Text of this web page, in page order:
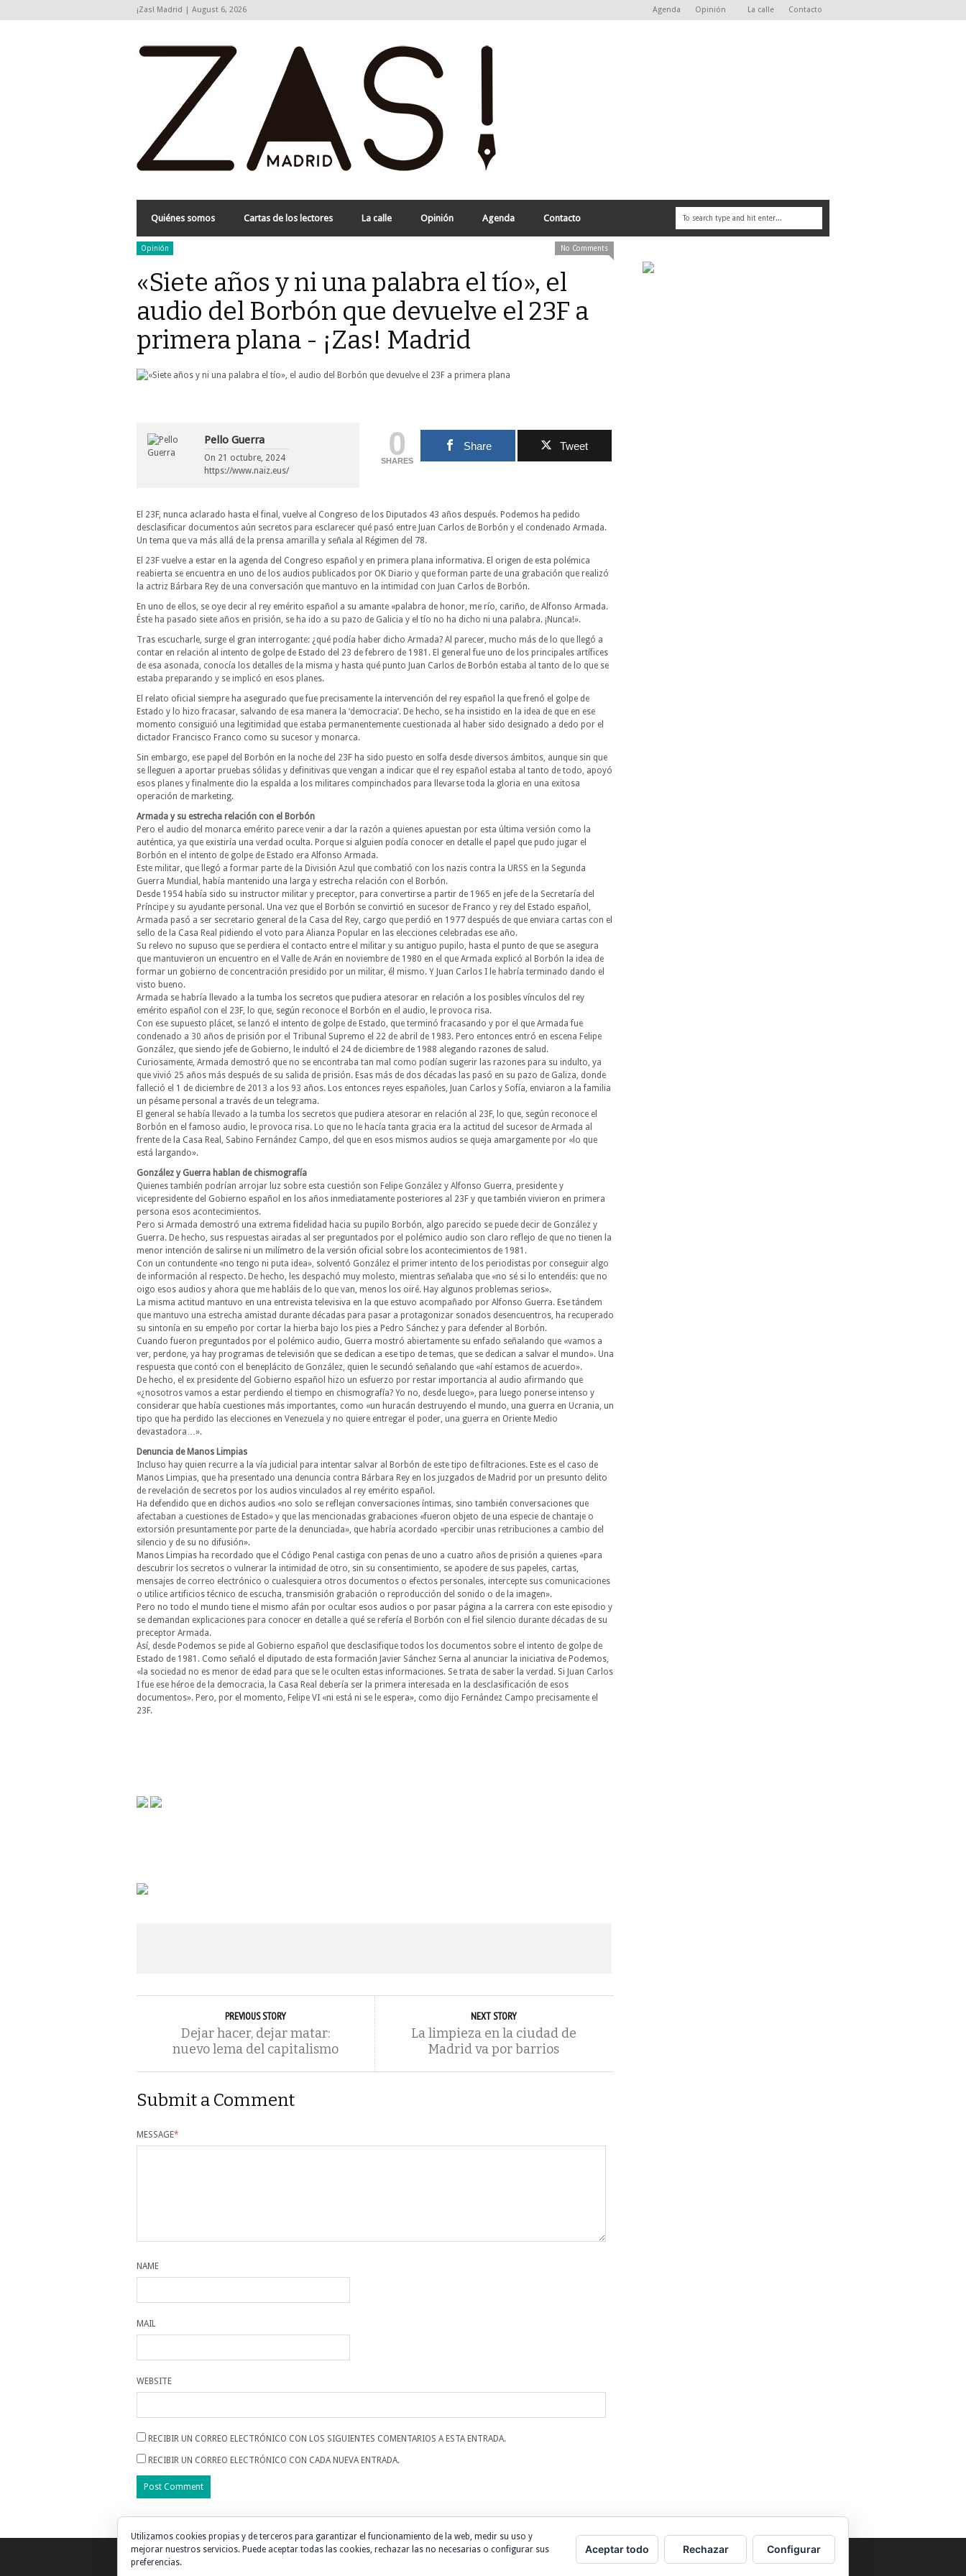
¡Zas! Madrid | August 6, 2026 Agenda Opinión La calle Contacto
Quiénes somos Cartas de los lectores La calle Opinión Agenda Contacto
Opinión No Comments
«Siete años y ni una palabra el tío», el
audio del Borbón que devuelve el 23F a
primera plana - ¡Zas! Madrid
Pello Guerra
On 21 octubre, 2024
https://www.naiz.eus/
0
SHARES
Share Tweet
El 23F, nunca aclarado hasta el final, vuelve al Congreso de los Diputados 43 años después. Podemos ha pedido
desclasificar documentos aún secretos para esclarecer qué pasó entre Juan Carlos de Borbón y el condenado Armada.
Un tema que va más allá de la prensa amarilla y señala al Régimen del 78.
El 23F vuelve a estar en la agenda del Congreso español y en primera plana informativa. El origen de esta polémica
reabierta se encuentra en uno de los audios publicados por OK Diario y que forman parte de una grabación que realizó
la actriz Bárbara Rey de una conversación que mantuvo en la intimidad con Juan Carlos de Borbón.
En uno de ellos, se oye decir al rey emérito español a su amante «palabra de honor, me río, cariño, de Alfonso Armada.
Éste ha pasado siete años en prisión, se ha ido a su pazo de Galicia y el tío no ha dicho ni una palabra. ¡Nunca!».
Tras escucharle, surge el gran interrogante: ¿qué podía haber dicho Armada? Al parecer, mucho más de lo que llegó a
contar en relación al intento de golpe de Estado del 23 de febrero de 1981. El general fue uno de los principales artífices
de esa asonada, conocía los detalles de la misma y hasta qué punto Juan Carlos de Borbón estaba al tanto de lo que se
estaba preparando y se implicó en esos planes.
El relato oficial siempre ha asegurado que fue precisamente la intervención del rey español la que frenó el golpe de
Estado y lo hizo fracasar, salvando de esa manera la ‘democracia’. De hecho, se ha insistido en la idea de que en ese
momento consiguió una legitimidad que estaba permanentemente cuestionada al haber sido designado a dedo por el
dictador Francisco Franco como su sucesor y monarca.
Sin embargo, ese papel del Borbón en la noche del 23F ha sido puesto en solfa desde diversos ámbitos, aunque sin que
se lleguen a aportar pruebas sólidas y definitivas que vengan a indicar que el rey español estaba al tanto de todo, apoyó
esos planes y finalmente dio la espalda a los militares compinchados para llevarse toda la gloria en una exitosa
operación de marketing.
Armada y su estrecha relación con el Borbón
Pero el audio del monarca emérito parece venir a dar la razón a quienes apuestan por esta última versión como la
auténtica, ya que existiría una verdad oculta. Porque si alguien podía conocer en detalle el papel que pudo jugar el
Borbón en el intento de golpe de Estado era Alfonso Armada.
Este militar, que llegó a formar parte de la División Azul que combatió con los nazis contra la URSS en la Segunda
Guerra Mundial, había mantenido una larga y estrecha relación con el Borbón.
Desde 1954 había sido su instructor militar y preceptor, para convertirse a partir de 1965 en jefe de la Secretaría del
Príncipe y su ayudante personal. Una vez que el Borbón se convirtió en sucesor de Franco y rey del Estado español,
Armada pasó a ser secretario general de la Casa del Rey, cargo que perdió en 1977 después de que enviara cartas con el
sello de la Casa Real pidiendo el voto para Alianza Popular en las elecciones celebradas ese año.
Su relevo no supuso que se perdiera el contacto entre el militar y su antiguo pupilo, hasta el punto de que se asegura
que mantuvieron un encuentro en el Valle de Arán en noviembre de 1980 en el que Armada explicó al Borbón la idea de
formar un gobierno de concentración presidido por un militar, él mismo. Y Juan Carlos I le habría terminado dando el
visto bueno.
Armada se habría llevado a la tumba los secretos que pudiera atesorar en relación a los posibles vínculos del rey
emérito español con el 23F, lo que, según reconoce el Borbón en el audio, le provoca risa.
Con ese supuesto plácet, se lanzó el intento de golpe de Estado, que terminó fracasando y por el que Armada fue
condenado a 30 años de prisión por el Tribunal Supremo el 22 de abril de 1983. Pero entonces entró en escena Felipe
González, que siendo jefe de Gobierno, le indultó el 24 de diciembre de 1988 alegando razones de salud.
Curiosamente, Armada demostró que no se encontraba tan mal como podían sugerir las razones para su indulto, ya
que vivió 25 años más después de su salida de prisión. Esas más de dos décadas las pasó en su pazo de Galiza, donde
falleció el 1 de diciembre de 2013 a los 93 años. Los entonces reyes españoles, Juan Carlos y Sofía, enviaron a la familia
un pésame personal a través de un telegrama.
El general se había llevado a la tumba los secretos que pudiera atesorar en relación al 23F, lo que, según reconoce el
Borbón en el famoso audio, le provoca risa. Lo que no le hacía tanta gracia era la actitud del sucesor de Armada al
frente de la Casa Real, Sabino Fernández Campo, del que en esos mismos audios se queja amargamente por «lo que
está largando».
González y Guerra hablan de chismografía
Quienes también podrían arrojar luz sobre esta cuestión son Felipe González y Alfonso Guerra, presidente y
vicepresidente del Gobierno español en los años inmediatamente posteriores al 23F y que también vivieron en primera
persona esos acontecimientos.
Pero si Armada demostró una extrema fidelidad hacia su pupilo Borbón, algo parecido se puede decir de González y
Guerra. De hecho, sus respuestas airadas al ser preguntados por el polémico audio son claro reflejo de que no tienen la
menor intención de salirse ni un milímetro de la versión oficial sobre los acontecimientos de 1981.
Con un contundente «no tengo ni puta idea», solventó González el primer intento de los periodistas por conseguir algo
de información al respecto. De hecho, les despachó muy molesto, mientras señalaba que «no sé si lo entendéis: que no
oigo esos audios y ahora que me habláis de lo que van, menos los oiré. Hay algunos problemas serios».
La misma actitud mantuvo en una entrevista televisiva en la que estuvo acompañado por Alfonso Guerra. Ese tándem
que mantuvo una estrecha amistad durante décadas para pasar a protagonizar sonados desencuentros, ha recuperado
su sintonía en su empeño por cortar la hierba bajo los pies a Pedro Sánchez y para defender al Borbón.
Cuando fueron preguntados por el polémico audio, Guerra mostró abiertamente su enfado señalando que «vamos a
ver, perdone, ya hay programas de televisión que se dedican a ese tipo de temas, que se dedican a salvar el mundo». Una
respuesta que contó con el beneplácito de González, quien le secundó señalando que «ahí estamos de acuerdo».
De hecho, el ex presidente del Gobierno español hizo un esfuerzo por restar importancia al audio afirmando que
«¿nosotros vamos a estar perdiendo el tiempo en chismografía? Yo no, desde luego», para luego ponerse intenso y
considerar que había cuestiones más importantes, como «un huracán destruyendo el mundo, una guerra en Ucrania, un
tipo que ha perdido las elecciones en Venezuela y no quiere entregar el poder, una guerra en Oriente Medio
devastadora…».
Denuncia de Manos Limpias
Incluso hay quien recurre a la vía judicial para intentar salvar al Borbón de este tipo de filtraciones. Este es el caso de
Manos Limpias, que ha presentado una denuncia contra Bárbara Rey en los juzgados de Madrid por un presunto delito
de revelación de secretos por los audios vinculados al rey emérito español.
Ha defendido que en dichos audios «no solo se reflejan conversaciones íntimas, sino también conversaciones que
afectaban a cuestiones de Estado» y que las mencionadas grabaciones «fueron objeto de una especie de chantaje o
extorsión presuntamente por parte de la denunciada», que habría acordado «percibir unas retribuciones a cambio del
silencio y de su no difusión».
Manos Limpias ha recordado que el Código Penal castiga con penas de uno a cuatro años de prisión a quienes «para
descubrir los secretos o vulnerar la intimidad de otro, sin su consentimiento, se apodere de sus papeles, cartas,
mensajes de correo electrónico o cualesquiera otros documentos o efectos personales, intercepte sus comunicaciones
o utilice artificios técnico de escucha, transmisión grabación o reproducción del sonido o de la imagen».
Pero no todo el mundo tiene el mismo afán por ocultar esos audios o por pasar página a la carrera con este episodio y
se demandan explicaciones para conocer en detalle a qué se refería el Borbón con el fiel silencio durante décadas de su
preceptor Armada.
Así, desde Podemos se pide al Gobierno español que desclasifique todos los documentos sobre el intento de golpe de
Estado de 1981. Como señaló el diputado de esta formación Javier Sánchez Serna al anunciar la iniciativa de Podemos,
«la sociedad no es menor de edad para que se le oculten estas informaciones. Se trata de saber la verdad. Si Juan Carlos
I fue ese héroe de la democracia, la Casa Real debería ser la primera interesada en la desclasificación de esos
documentos». Pero, por el momento, Felipe VI «ni está ni se le espera», como dijo Fernández Campo precisamente el
23F.
PREVIOUS STORY
Dejar hacer, dejar matar:
nuevo lema del capitalismo
NEXT STORY
La limpieza en la ciudad de
Madrid va por barrios
Submit a Comment
MESSAGE*
NAME
MAIL
WEBSITE
RECIBIR UN CORREO ELECTRÓNICO CON LOS SIGUIENTES COMENTARIOS A ESTA ENTRADA.
RECIBIR UN CORREO ELECTRÓNICO CON CADA NUEVA ENTRADA.
Utilizamos cookies propias y de terceros para garantizar el funcionamiento de la web, medir su uso y
mejorar nuestros servicios. Puede aceptar todas las cookies, rechazar las no necesarias o configurar sus
preferencias.
Aceptar todo Rechazar Configurar